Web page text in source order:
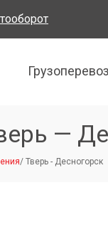
—
/ Тверь - Десногорск